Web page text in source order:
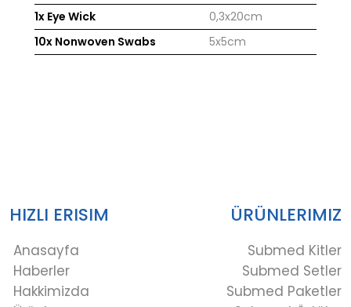
1x Eye Wick
0,3x20cm
10x Nonwoven Swabs
5x5cm
HIZLI ERISIM
Anasayfa
Haberler
Hakkimizda
ÜRÜNLERIMIZ
Submed Kitler
Submed Setler
Submed Paketler